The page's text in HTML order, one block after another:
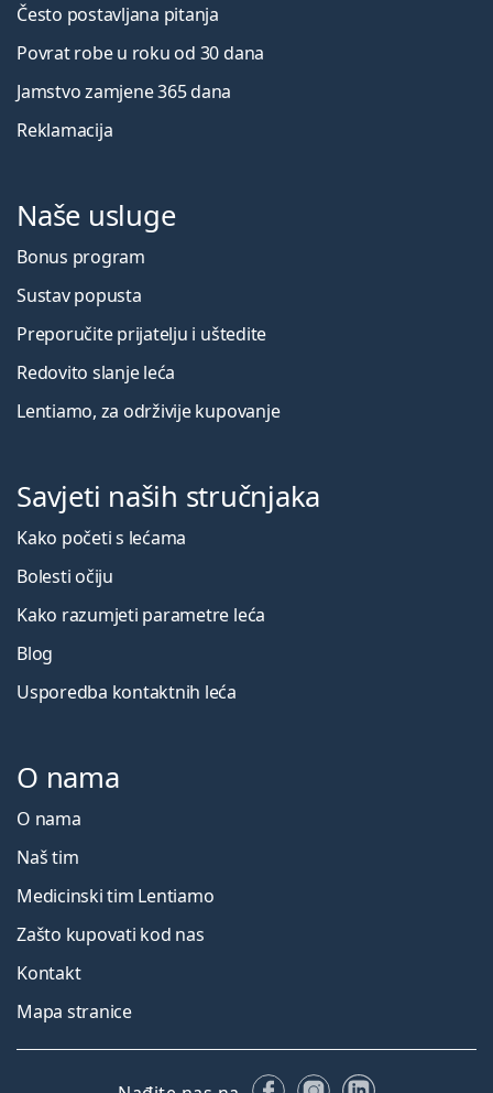
Često postavljana pitanja
Povrat robe u roku od 30 dana
Jamstvo zamjene 365 dana
Reklamacija
Naše usluge
Bonus program
Sustav popusta
Preporučite prijatelju i uštedite
Redovito slanje leća
Lentiamo, za održivije kupovanje
Savjeti naših stručnjaka
Kako početi s lećama
Bolesti očiju
Kako razumjeti parametre leća
Blog
Usporedba kontaktnih leća
O nama
O nama
Naš tim
Medicinski tim Lentiamo
Zašto kupovati kod nas
Kontakt
Mapa stranice
FacebookuInstagramu
LinkedIn